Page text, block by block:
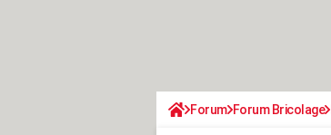
Forum Forum Bricolage